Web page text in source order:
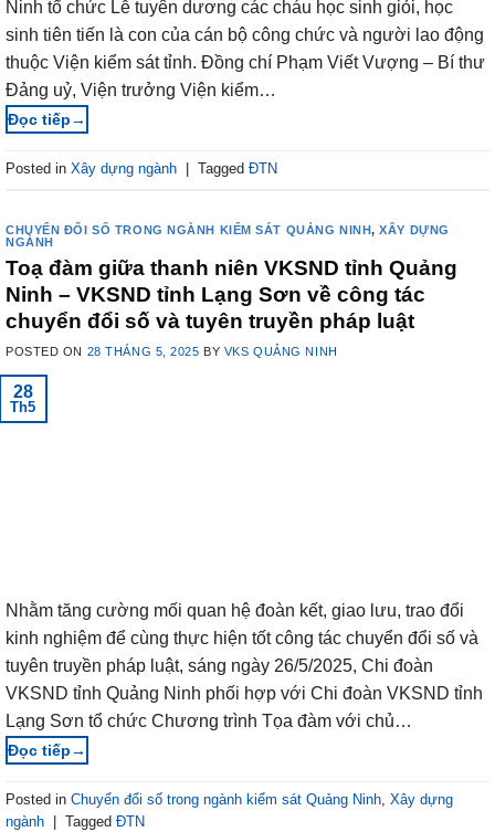
Ninh tổ chức Lễ tuyên dương các cháu học sinh giỏi, học
sinh tiên tiến là con của cán bộ công chức và người lao động
thuộc Viện kiểm sát tỉnh. Đồng chí Phạm Viết Vượng – Bí thư
Đảng uỷ, Viện trưởng Viện kiểm…
→
Posted in Xây dựng ngành Tagged ĐTN
CHUYỂN ĐỔI SỐ TRONG NGÀNH KIỂM SÁT QUẢNG NINH,XÂY DỰNG
NGÀNH
Toạ đàm giữa thanh niên VKSND tỉnh Quảng
Ninh – VKSND tỉnh Lạng Sơn về công tác
chuyển đổi số và tuyên truyền pháp luật
POSTED ON 28 THÁNG 5, 2025 BY VKS QUẢNG NINH
28
Th5
Nhằm tăng cường mối quan hệ đoàn kết, giao lưu, trao đổi
kinh nghiệm để cùng thực hiện tốt công tác chuyển đổi số và
tuyên truyền pháp luật, sáng ngày 26/5/2025, Chi đoàn
VKSND tỉnh Quảng Ninh phối hợp với Chi đoàn VKSND tỉnh
Lạng Sơn tổ chức Chương trình Tọa đàm với chủ…
→
Posted in Chuyển đổi số trong ngành kiểm sát Quảng Ninh, Xây dựng
ngành
Tagged ĐTN